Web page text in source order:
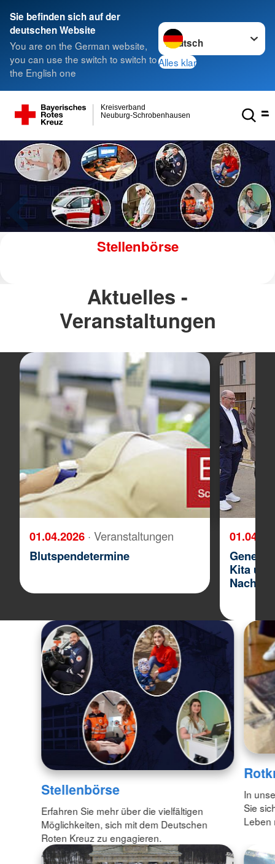
Sie befinden sich auf der
deutschen Website
You are on the German website,
you can use the switch to switch to
the English one
Sprache wechseln zu
Alles klar
Neuburg-Schrobenhausen
Kreisverband
Aktuelles -
Veranstaltungen
01.04.2026 · Veranstaltungen
Blutspendetermine
Kita
Stellenbörse
Erfahren Sie mehr über die vielfältigen
Möglichkeiten, sich mit dem Deutschen
Roten Kreuz zu engagieren.
In
Sie
Leben